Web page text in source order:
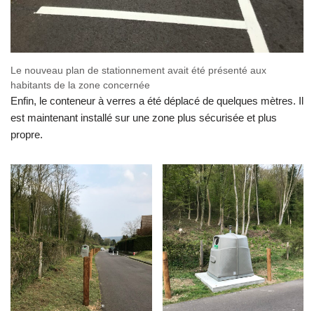
Le nouveau plan de stationnement avait été présenté aux
habitants de la zone concernée
Enfin, le conteneur à verres a été déplacé de quelques mètres. Il
est maintenant installé sur une zone plus sécurisée et plus
propre.